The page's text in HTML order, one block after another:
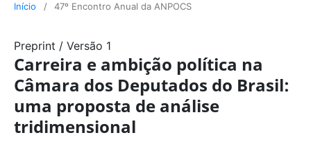
Início / 47º Encontro Anual da ANPOCS
Preprint / Versão 1
Carreira e ambição política na
Câmara dos Deputados do Brasil:
uma proposta de análise
tridimensional